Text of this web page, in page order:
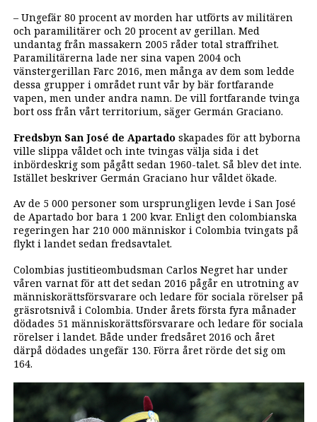
– Ungefär 80 procent av morden har utförts av militären
och paramilitärer och 20 procent av gerillan. Med
undantag från massakern 2005 råder total straffrihet.
Paramilitärerna lade ner sina vapen 2004 och
vänstergerillan Farc 2016, men många av dem som ledde
dessa grupper i området runt vår by bär fortfarande
vapen, men under andra namn. De vill fortfarande tvinga
bort oss från vårt territorium, säger Germán Graciano.
Fredsbyn San José de Apartadoskapades för att byborna
ville slippa våldet och inte tvingas välja sida i det
inbördeskrig som pågått sedan 1960-talet. Så blev det inte.
Istället beskriver Germán Graciano hur våldet ökade.
Av de 5 000 personer som ursprungligen levde i San José
de Apartado bor bara 1 200 kvar. Enligt den colombianska
regeringen har 210 000 människor i Colombia tvingats på
flykt i landet sedan fredsavtalet.
Colombias justitieombudsman Carlos Negret har under
våren varnat för att det sedan 2016 pågår en utrotning av
människorättsförsvarare och ledare för sociala rörelser på
gräsrotsnivå i Colombia. Under årets första fyra månader
dödades 51 människorättsförsvarare och ledare för sociala
rörelser i landet. Både under fredsåret 2016 och året
därpå dödades ungefär 130. Förra året rörde det sig om
164.